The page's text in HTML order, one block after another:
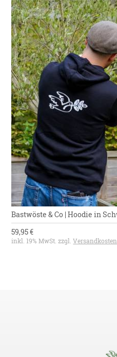
Bastwöste & Co | Hoodie in
59,95 €
inkl. 19% MwSt. zzgl.Versandkosten